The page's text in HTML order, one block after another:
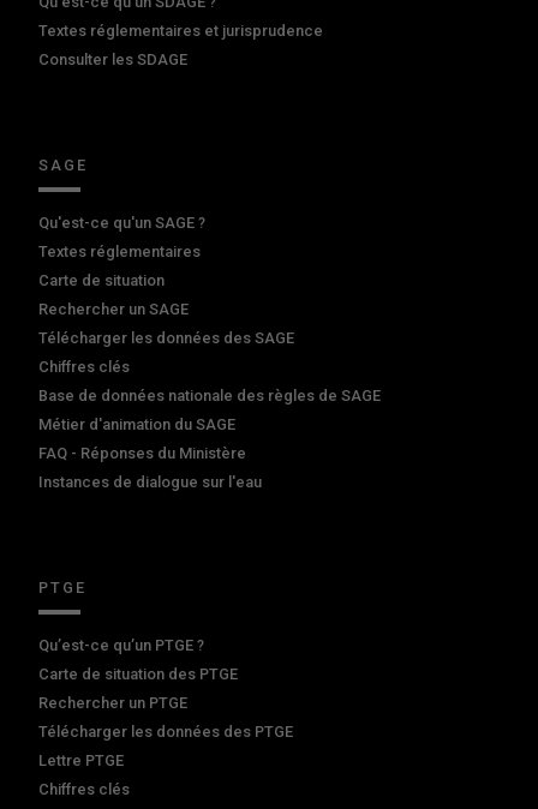
Textes réglementaires et jurisprudence
Consulter les SDAGE
SAGE
Qu'est-ce qu'un SAGE ?
Textes réglementaires
Carte de situation
Rechercher un SAGE
Télécharger les données des SAGE
Chiffres clés
Base de données nationale des règles de SAGE
Métier d'animation du SAGE
FAQ - Réponses du Ministère
Instances de dialogue sur l'eau
PTGE
Qu’est-ce qu’un PTGE ?
Carte de situation des PTGE
Rechercher un PTGE
Télécharger les données des PTGE
Lettre PTGE
Chiffres clés